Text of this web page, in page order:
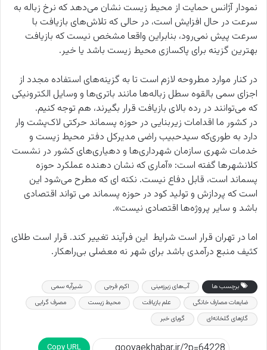
نمودار آژانس حمایت از محیط زیست نشان می‌دهد که نرخ زباله به
سرعت در حال افزایش است، در حالی که تلاش‌های بازیافت با
سرعت پیش نمی‌رود، بنابراین واقعا مشخص نیست که بازیافت
بهترین گزینه برای پاکسازی محیط زیست باشد یا خیر.
در کنار موارد مطروحه لازم است تا به گزینه‌های استفاده مجدد از
اجزای سمی بالقوه سطل زباله‌ها مانند باتری‌ها و وسایل الکترونیکی
که می‌توانند در رده بالای بازیافت قرار بگیرند، هم توجه کنیم.
در کشور ما اقدامات زیربنایی در حوزه پسماند حرکتی لاک‌پشت وار
دارد به طوری‌که سیدحبیب راضی مدیرکل دفتر محیط زیست و
خدمات شهری سازمان شهرداری‌ها و دهیاری‌های کشور در نشست
کلانشهرها گفته است: «آماری که نشان دهنده عملکرد حوزه
پسماند است، قابل دفاع نیست. نکته ای که مطرح می‌شود این
است که پردازش و تولید کود در حوزه پسماند می تواند اقتصادی
باشد و سایر پروژه‌ها اقتصادی نیست».
اما در تهران قرار است شرایط این فرآیند تغییر کند. قرار است طلای
کثیف منبع درآمدی باشد برای شهر نه معضلی بی‌راهکار.
برچسب ها آب‌های زیرزمینی اکرم فرجی
شیرآبه سمی
ضایعات مصارف خانگی
علم بازیافت محیط زیست
مصرف گرایی
گازهای گلخانه‌ای
گویای خبر
Copy URL